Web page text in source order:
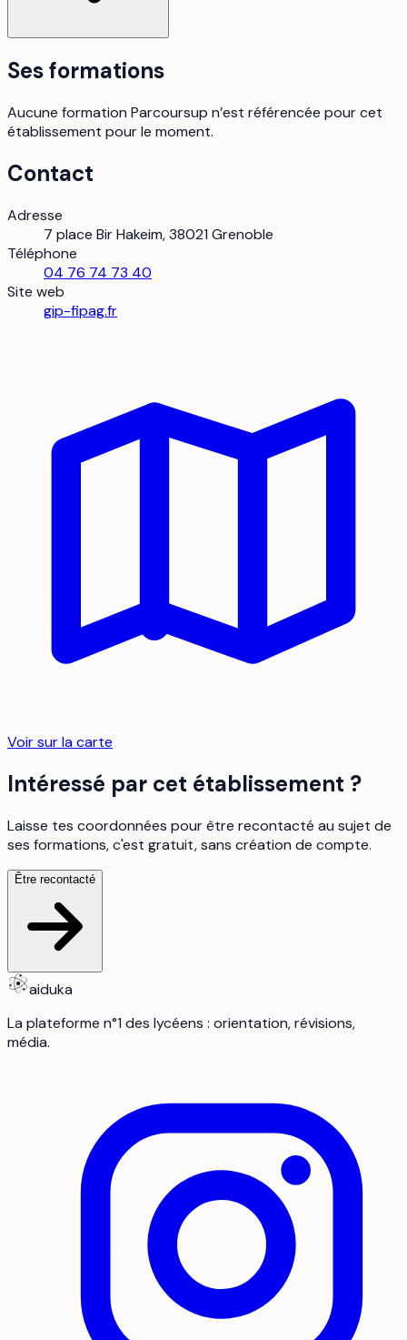
Ses formations
Aucune formation Parcoursup n’est référencée pour cet
établissement pour le moment.
Contact
Adresse
7 place Bir Hakeim, 38021 Grenoble
Téléphone
04 76 74 73 40
Site web
gip-fipag.fr
Voir sur la carte
Intéressé par cet établissement ?
Laisse tes coordonnées pour être recontacté au sujet de
ses formations, c'est gratuit, sans création de compte.
Être recontacté
aiduka
La plateforme n°1 des lycéens : orientation, révisions,
média.